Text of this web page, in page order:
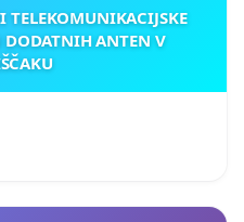
TELEKOMUNIKACIJSKE
DODATNIH ANTEN V